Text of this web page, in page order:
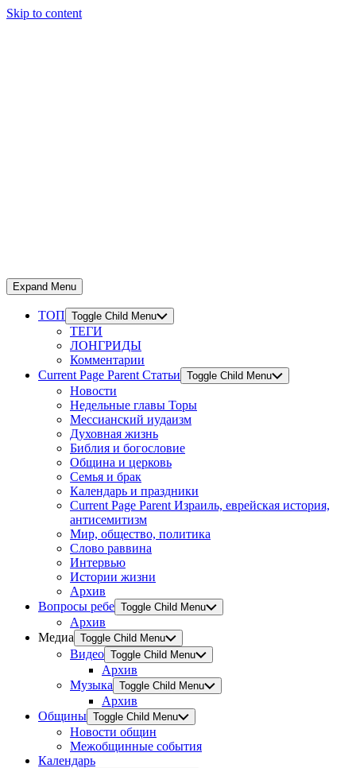
Skip to content
Expand Menu
ТОП Toggle Child Menu
ТЕГИ
ЛОНГРИДЫ
Комментарии
Current Page Parent Статьи Toggle Child Menu
Новости
Недельные главы Торы
Мессианский иудаизм
Духовная жизнь
Библия и богословие
Община и церковь
Семья и брак
Календарь и праздники
Current Page Parent Израиль, еврейская история,
антисемитизм
Мир, общество, политика
Слово раввина
Интервью
Истории жизни
Архив
Вопросы ребе Toggle Child Menu
Архив
Медиа Toggle Child Menu
Видео Toggle Child Menu
Архив
Музыка Toggle Child Menu
Архив
Общины Toggle Child Menu
Новости общин
Межобщинные события
Календарь